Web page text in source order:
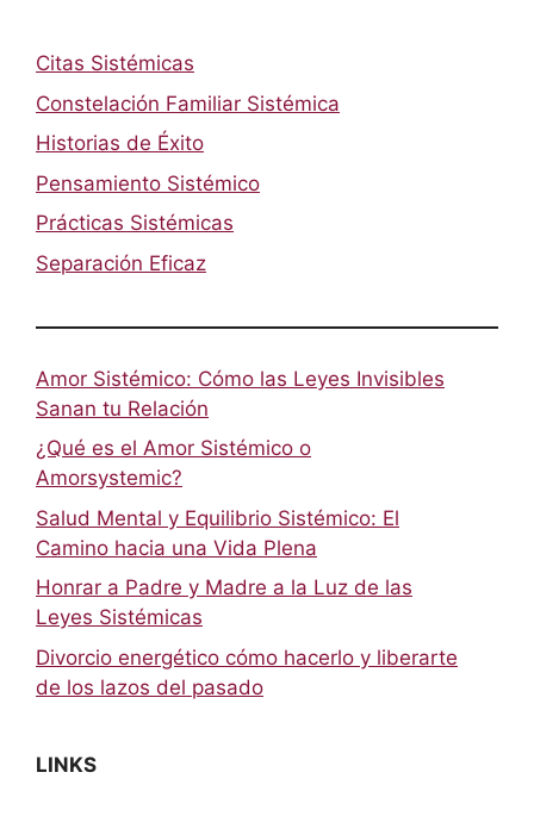
Citas Sistémicas
Constelación Familiar Sistémica
Historias de Éxito
Pensamiento Sistémico
Prácticas Sistémicas
Separación Eficaz
Amor Sistémico: Cómo las Leyes Invisibles
Sanan tu Relación
¿Qué es el Amor Sistémico o
Amorsystemic?
Salud Mental y Equilibrio Sistémico: El
Camino hacia una Vida Plena
Honrar a Padre y Madre a la Luz de las
Leyes Sistémicas
Divorcio energético cómo hacerlo y liberarte
de los lazos del pasado
LINKS